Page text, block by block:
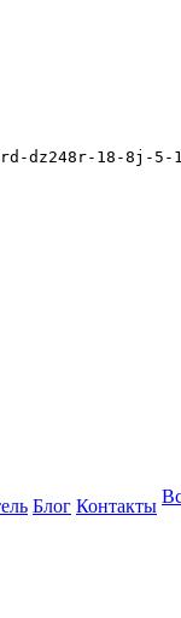
dz248r-18-8j-
Блог Контакты